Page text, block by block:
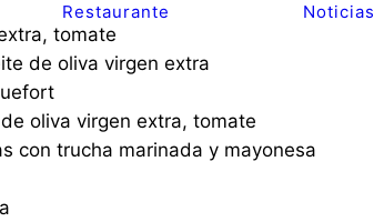
Restaurante Noticias
tomate
de oliva virgen extra
oliva virgen extra, tomate
con trucha marinada y mayonesa